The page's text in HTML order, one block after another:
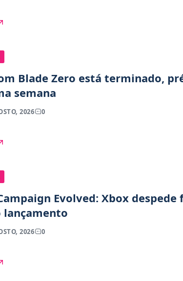
Blade Zero está terminado,
semana
2026 0
Evolved: Xbox
lançamento
2026 0